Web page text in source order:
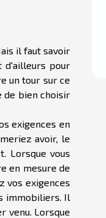
il faut savoir
d'ailleurs pour
un tour sur ce
de bien choisir
exigences en
avoir, le
Lorsque vous
en mesure de
vos exigences
immobiliers. Il
venu. Lorsque